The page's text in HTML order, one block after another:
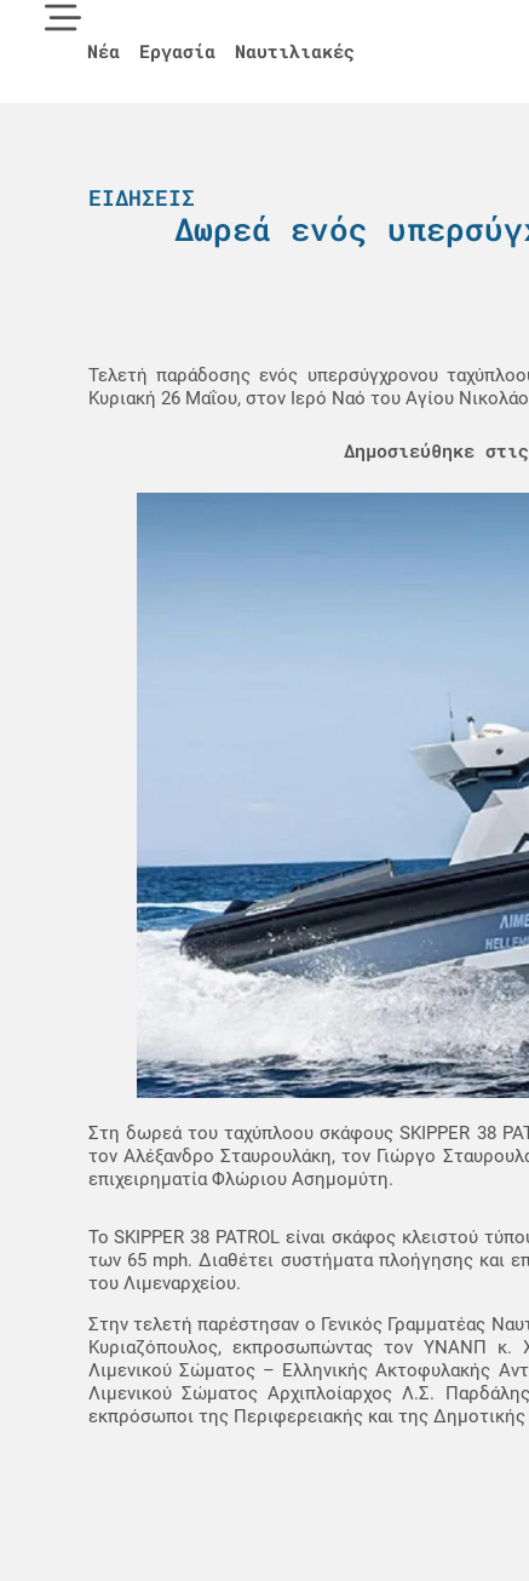
Νέα Εργασία Ναυτιλιακές
ΕΙΔΉΣΕΙΣ
Δωρεά ενός
Τελετή παράδοσης ενός υπερσύγχρονου
Κυριακή 26 Μαΐου, στον Ιερό Ναό του Αγίου
Δημοσιεύθηκε στις
Στη δωρεά του ταχύπλοου σκάφους SKIPPER 38
τον Αλέξανδρο Σταυρουλάκη, τον Γιώργο
επιχειρηματία Φλώριου Ασημομύτη.
Το SKIPPER 38 PATROL είναι σκάφος κλειστού
των 65 mph. Διαθέτει συστήματα πλοήγησης και
του Λιμεναρχείου.
Στην τελετή παρέστησαν ο Γενικός Γραμματέας
Κυριαζόπουλος, εκπροσωπώντας τον ΥΝΑΝΠ κ.
Λιμενικού Σώματος – Ελληνικής Ακτοφυλακής
Λιμενικού Σώματος Αρχιπλοίαρχος Λ.Σ.
εκπρόσωποι της Περιφερειακής και της